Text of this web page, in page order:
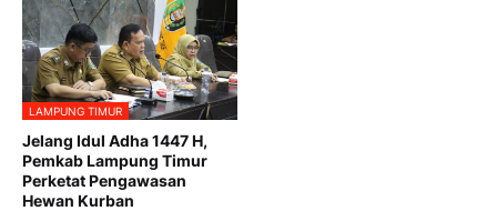
LAMPUNG TIMUR
Jelang Idul Adha 1447 H,
Pemkab Lampung Timur
Perketat Pengawasan
Hewan Kurban